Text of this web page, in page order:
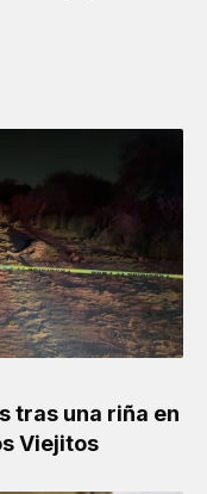
tras una riña en
Viejitos